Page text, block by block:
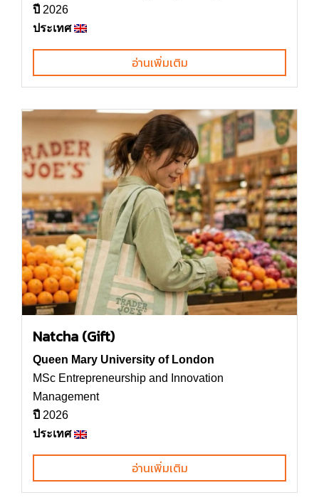
ปี 2026
ประเทศ
อ่านเพิ่มเติม
Natcha (Gift)
Queen Mary University of London
MSc Entrepreneurship and Innovation
Management
ปี 2026
ประเทศ
อ่านเพิ่มเติม